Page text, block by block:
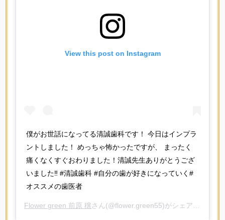
View this post on Instagram
僕がお世話になってる清誠歯科です！ 今日はインプラ
ントしました！ めっちゃ怖かったですが、 まったく
痛くなくすぐおわりました！清誠先生ありがとうござ
いました‼️ #清誠歯科 #自分の歯が好きになっていく#
オススメの歯医者
Flower green 前原 穣さん(@flower.green55)がシェアした投稿 -